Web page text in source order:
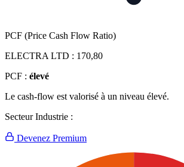
PCF (Price Cash Flow Ratio)
ELECTRA LTD : 170,80
PCF : élevé
Le cash-flow est valorisé à un niveau élevé.
Secteur Industrie :
Devenez Premium